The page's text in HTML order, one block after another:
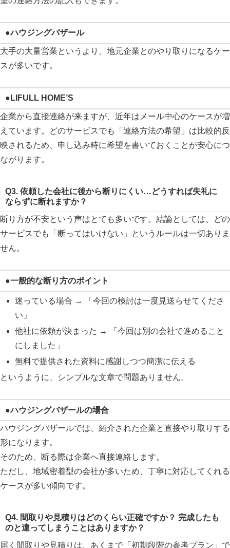
●ハウジングバザール
大手の大量営業というより、地元企業とのやり取りになるケー
スが多いです。
●LIFULL HOME’S
企業から直接連絡が来ますが、近年はメール中心のケースが増
えています。どのサービスでも「連絡方法の希望」は比較的反
映されるため、申し込み時に希望を書いておくことが安心につ
ながります。
Q3. 依頼した会社に後から断りにくい…どうすれば失礼に
ならずに断れますか？
断り方が不安という声はとても多いです。結論としては、どの
サービスでも「断ってはいけない」というルールは一切ありま
せん。
●一般的な断り方のポイント
迷っている場合 → 「今回の検討は一度見送らせてくださ
い」
他社に依頼が決まった → 「今回は別の会社で進めること
にしました」
無料で提供された資料に感謝しつつ簡潔に伝える
というように、シンプルな文章で問題ありません。
●ハウジングバザールの場合
ハウジングバザールでは、紹介された企業と直接やり取りする
形になります。
そのため、断る際は企業へ直接連絡します。
ただし、地域密着型の会社が多いため、丁寧に対応してくれる
ケースが多い傾向です。
Q4. 間取りや見積りはどのくらい正確ですか？ 完成したも
のと違ってしまうことはありますか？
届く間取りや見積りは、あくまで「初期段階の参考プラン」で